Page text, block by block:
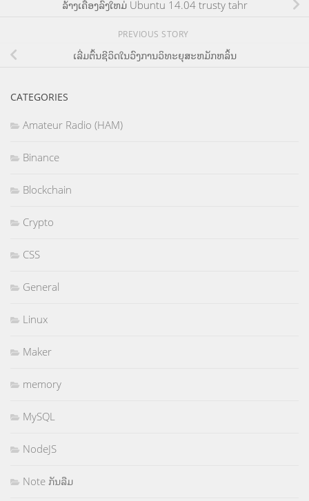
ລ້າງເຄື່ອງລົງໃຫມ່ Ubuntu 14.04 trusty tahr
PREVIOUS STORY
ເລີ່ມຕົ້ນຊີວິດໃນວົງການວິທະຍຸສະຫມັກຫລິ້ນ
CATEGORIES
Amateur Radio (HAM)
Binance
Blockchain
Crypto
CSS
General
Linux
Maker
memory
MySQL
NodeJS
Note ກັນລືມ